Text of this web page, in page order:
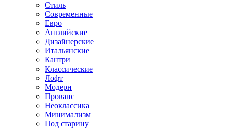
Стиль
Современные
Евро
Английские
Дизайнерские
Итальянские
Кантри
Классические
Лофт
Модерн
Прованс
Неоклассика
Минимализм
Под старину